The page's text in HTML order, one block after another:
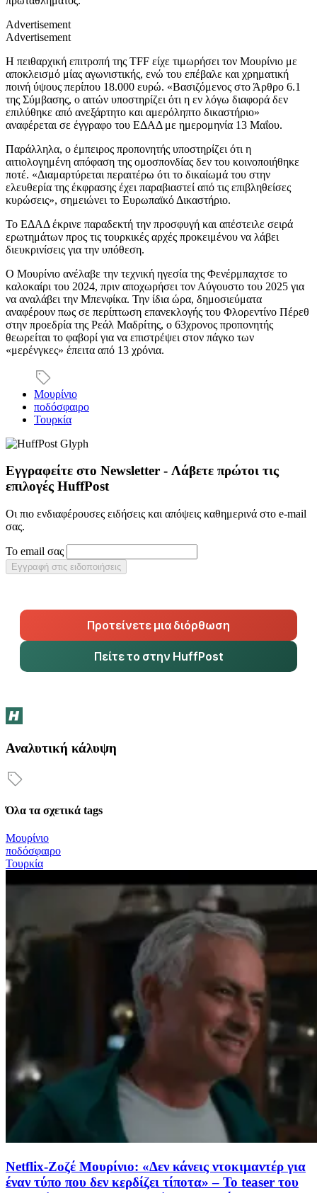
Advertisement
Advertisement
Η πειθαρχική επιτροπή της TFF είχε τιμωρήσει τον Μουρίνιο με
αποκλεισμό μίας αγωνιστικής, ενώ του επέβαλε και χρηματική
ποινή ύψους περίπου 18.000 ευρώ. «Βασιζόμενος στο Άρθρο 6.1
της Σύμβασης, ο αιτών υποστηρίζει ότι η εν λόγω διαφορά δεν
επιλύθηκε από ανεξάρτητο και αμερόληπτο δικαστήριο»
αναφέρεται σε έγγραφο του ΕΔΑΔ με ημερομηνία 13 Μαΐου.
Παράλληλα, ο έμπειρος προπονητής υποστηρίζει ότι η
αιτιολογημένη απόφαση της ομοσπονδίας δεν του κοινοποιήθηκε
ποτέ. «Διαμαρτύρεται περαιτέρω ότι το δικαίωμά του στην
ελευθερία της έκφρασης έχει παραβιαστεί από τις επιβληθείσες
κυρώσεις», σημειώνει το Ευρωπαϊκό Δικαστήριο.
Το ΕΔΑΔ έκρινε παραδεκτή την προσφυγή και απέστειλε σειρά
ερωτημάτων προς τις τουρκικές αρχές προκειμένου να λάβει
διευκρινίσεις για την υπόθεση.
Ο Μουρίνιο ανέλαβε την τεχνική ηγεσία της Φενέρμπαχτσε το
καλοκαίρι του 2024, πριν αποχωρήσει τον Αύγουστο του 2025 για
να αναλάβει την Μπενφίκα. Την ίδια ώρα, δημοσιεύματα
αναφέρουν πως σε περίπτωση επανεκλογής του Φλορεντίνο Πέρεθ
στην προεδρία της Ρεάλ Μαδρίτης, ο 63χρονος προπονητής
θεωρείται το φαβορί για να επιστρέψει στον πάγκο των
«μερένγκες» έπειτα από 13 χρόνια.
Μουρίνιο
ποδόσφαιρο
Τουρκία
Εγγραφείτε στο Newsletter - Λάβετε πρώτοι τις
επιλογές HuffPost
Οι πιο ενδιαφέρουσες ειδήσεις και απόψεις καθημερινά στο e-mail
σας.
Το email σας
Εγγραφή στις ειδοποιήσεις
Προτείνετε μια διόρθωση
Πείτε το στην HuffPost
Αναλυτική κάλυψη
Όλα τα σχετικά tags
Μουρίνιο
ποδόσφαιρο
Τουρκία
Netflix-Ζοζέ Μουρίνιο: «Δεν κάνεις ντοκιμαντέρ για
έναν τύπο που δεν κερδίζει τίποτα» – Το teaser του